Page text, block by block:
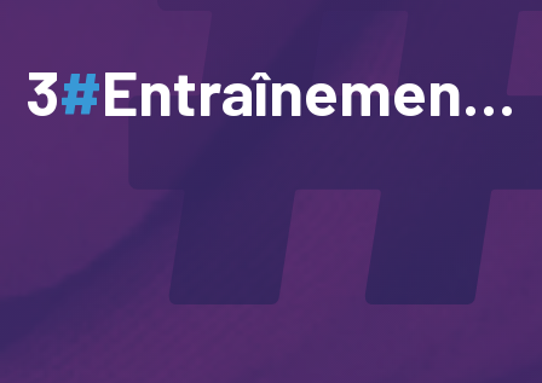
3#Entraînement à la lecture via l’IA